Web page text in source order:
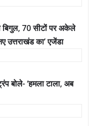
बिगुल, 70 सीटों पर अकेले
उत्तराखंड का’ एजेंडा
बोले- ‘हमला टाला, अब